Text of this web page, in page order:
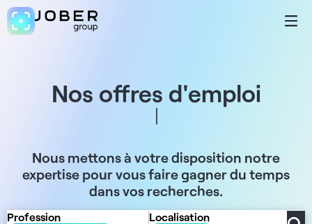
Nos offres d'emploi
Nous mettons à votre disposition notre
expertise pour vous faire gagner du temps
dans vos recherches.
Profession Localisation